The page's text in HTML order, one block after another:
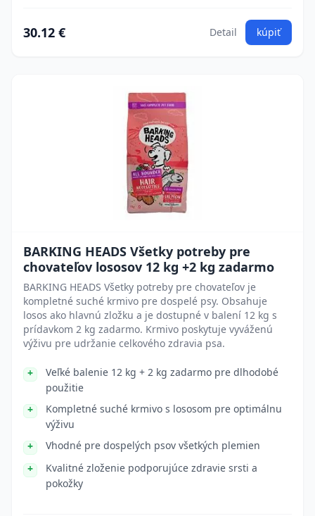
30.12 € Detail kúpiť
BARKING HEADS Všetky potreby pre
chovateľov lososov 12 kg +2 kg zadarmo
BARKING HEADS Všetky potreby pre chovateľov je
kompletné suché krmivo pre dospelé psy. Obsahuje
losos ako hlavnú zložku a je dostupné v balení 12 kg s
prídavkom 2 kg zadarmo. Krmivo poskytuje vyváženú
výživu pre udržanie celkového zdravia psa.
Veľké balenie 12 kg + 2 kg zadarmo pre dlhodobé
použitie
Kompletné suché krmivo s lososom pre optimálnu
výživu
Vhodné pre dospelých psov všetkých plemien
Kvalitné zloženie podporujúce zdravie srsti a
pokožky